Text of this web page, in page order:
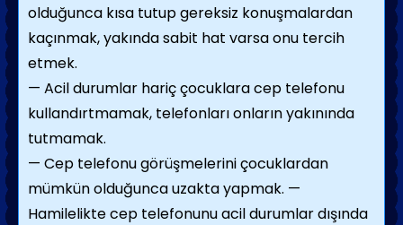
olduğunca kısa tutup gereksiz konuşmalardan
kaçınmak, yakında sabit hat varsa onu tercih
etmek.
— Acil durumlar hariç çocuklara cep telefonu
kullandırtmamak, telefonları onların yakınında
tutmamak.
— Cep telefonu görüşmelerini çocuklardan
mümkün olduğunca uzakta yapmak. —
Hamilelikte cep telefonunu acil durumlar dışında